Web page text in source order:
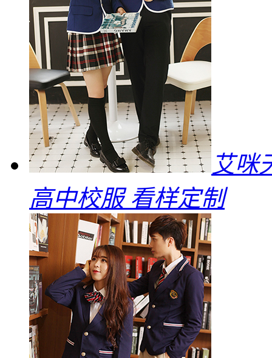
艾咪
高中校服 看样定制